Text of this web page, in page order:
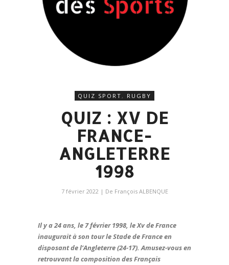
QUIZ SPORT , RUGBY
QUIZ : XV DE
FRANCE-
ANGLETERRE
1998
7 février 2022 | De François ALBENQUE
Il y a 24 ans, le 7 février 1998, le Xv de France
inaugurait à son tour le Stade de France en
disposant de l’Angleterre (24-17). Amusez-vous en
retrouvant la composition des Français